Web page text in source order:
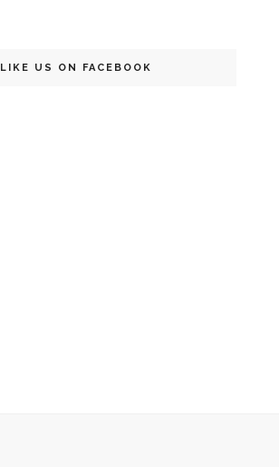
LIKE US ON FACEBOOK